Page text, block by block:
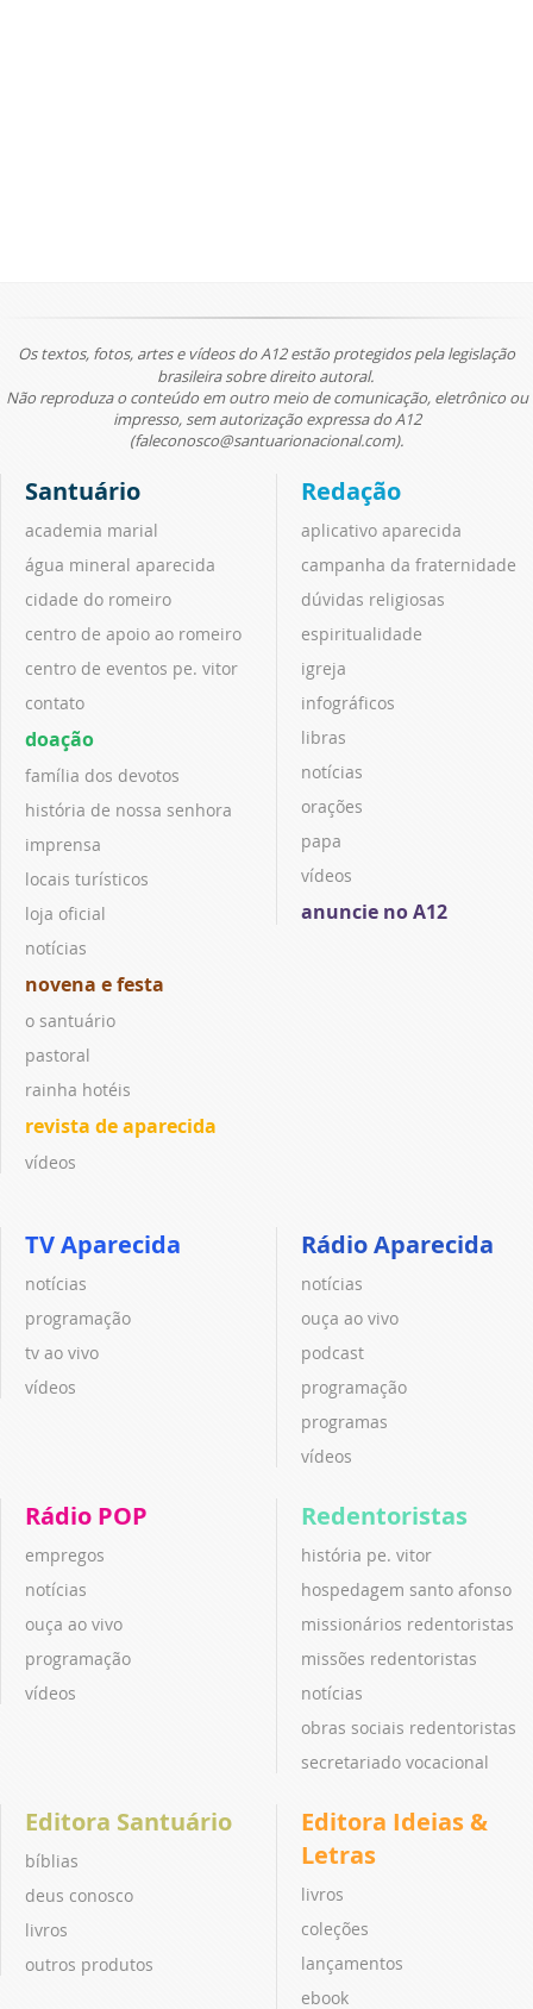
Os textos, fotos, artes e vídeos do A12 estão protegidos pela legislação
brasileira sobre direito autoral.
Não reproduza o conteúdo em outro meio de comunicação, eletrônico ou
impresso, sem autorização expressa do A12
(faleconosco@santuarionacional.com).
Santuário
academia marial
água mineral aparecida
cidade do romeiro
centro de apoio ao romeiro
centro de eventos pe. vitor
contato
doação
família dos devotos
história de nossa senhora
imprensa
locais turísticos
loja oficial
notícias
novena e festa
o santuário
pastoral
rainha hotéis
revista de aparecida
vídeos
Redação
aplicativo aparecida
campanha da fraternidade
dúvidas religiosas
espiritualidade
igreja
infográficos
libras
notícias
orações
papa
vídeos
anuncie no A12
TV Aparecida
notícias
programação
tv ao vivo
vídeos
Rádio Aparecida
notícias
ouça ao vivo
podcast
programação
programas
vídeos
Rádio POP
empregos
notícias
ouça ao vivo
programação
vídeos
Redentoristas
história pe. vitor
hospedagem santo afonso
missionários redentoristas
missões redentoristas
notícias
obras sociais redentoristas
secretariado vocacional
Editora Santuário
bíblias
deus conosco
livros
outros produtos
Editora Ideias &
Letras
livros
coleções
lançamentos
ebook